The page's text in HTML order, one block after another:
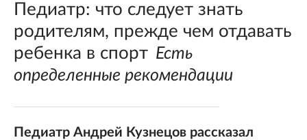
Педиатр: что следует знать
родителям, прежде чем отдавать
ребенка в спорт Есть
определенные рекомендации
Педиатр Андрей Кузнецов рассказал